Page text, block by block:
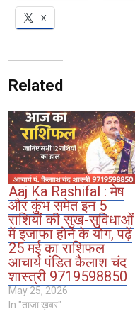
X
Related
Aaj Ka Rashifal : मेष
और कुंभ समेत इन 5
राशियों की सुख-सुविधाओं
में इजाफा होने के योग, पढ़ें
25 मई का राशिफल
आचार्य पंडित कैलाश चंद
शास्त्री 9719598850
May 25, 2026
In "ताजा ख़बर"